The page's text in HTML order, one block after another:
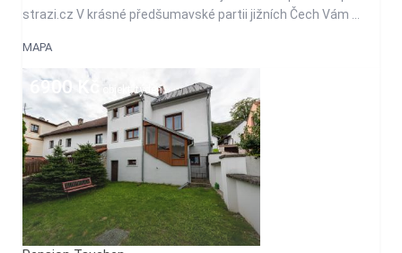
strazi.cz V krásné předšumavské partii jižních Čech Vám ...
MAPA
6900 Kč objekt/týden